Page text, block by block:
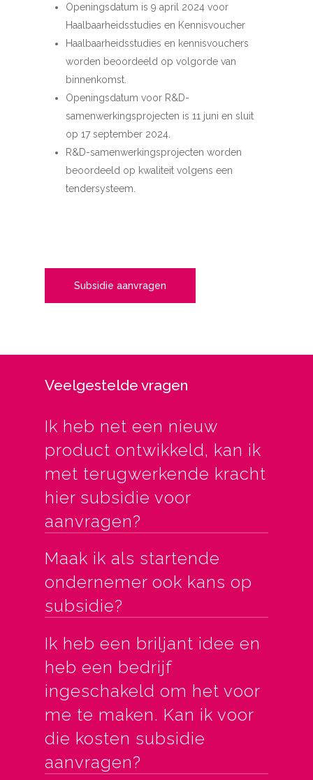
Openingsdatum is 9 april 2024 voor
Haalbaarheidsstudies en Kennisvoucher
Haalbaarheidsstudies en kennisvouchers
worden beoordeeld op volgorde van
binnenkomst.
Openingsdatum voor R&D-
samenwerkingsprojecten is 11 juni en sluit
op 17 september 2024.
R&D-samenwerkingsprojecten worden
beoordeeld op kwaliteit volgens een
tendersysteem.
Subsidie aanvragen
Veelgestelde vragen
Ik heb net een nieuw
product ontwikkeld, kan ik
met terugwerkende kracht
hier subsidie voor
aanvragen?
Maak ik als startende
ondernemer ook kans op
subsidie?
Ik heb een briljant idee en
heb een bedrijf
ingeschakeld om het voor
me te maken. Kan ik voor
die kosten subsidie
aanvragen?